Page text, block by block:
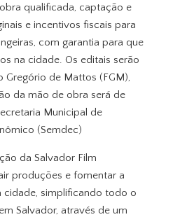
qualificada, captação e
e incentivos fiscais para
com garantia para que
na cidade. Os editais serão
Gregório de Mattos (FGM),
da mão de obra será de
Municipal de
(Semdec)
da Salvador Film
produções e fomentar a
cidade, simplificando todo o
Salvador, através de um